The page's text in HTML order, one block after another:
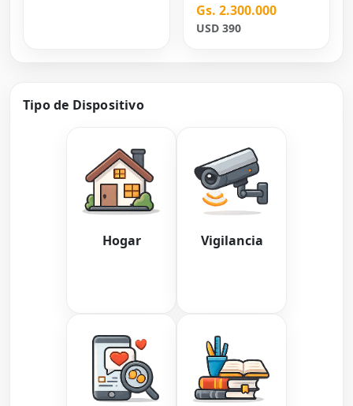
Gs. 2.300.000
USD 390
Tipo de Dispositivo
Hogar Vigilancia